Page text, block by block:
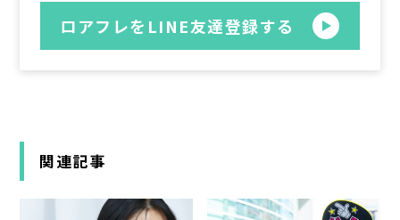
ロアフレをLINE友達登録する
関連記事